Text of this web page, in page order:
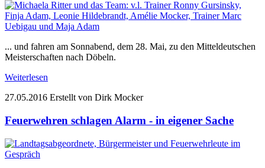
... und fahren am Sonnabend, dem 28. Mai, zu den Mitteldeutschen
Meisterschaften nach Döbeln.
Weiterlesen
27.05.2016 Erstellt von Dirk Mocker
Feuerwehren schlagen Alarm - in eigener Sache